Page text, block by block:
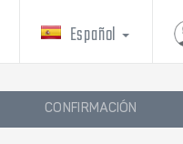
Español
CONFIRMACIÓN